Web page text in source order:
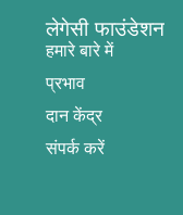
लेगेसी फाउंडेशन
हमारे बारे में
प्रभाव
दान केंद्र
संपर्क करें